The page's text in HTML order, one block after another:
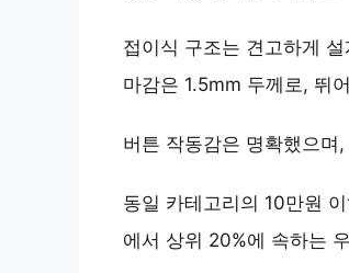
접이식 구조는 견고하게 설
마감은 1.5mm 두께로, 뛰
버튼 작동감은 명확했으
동일 카테고리의 10만원
에서 상위 20%에 속하는